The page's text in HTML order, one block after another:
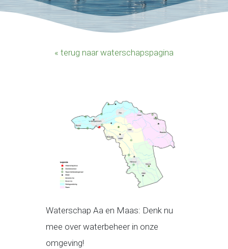
« terug naar waterschapspagina
Waterschap Aa en Maas: Denk nu
mee over waterbeheer in onze
omgeving!